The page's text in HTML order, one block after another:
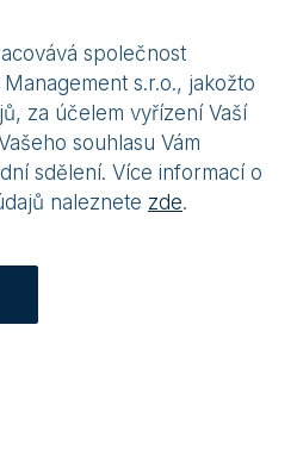
společnost
Management s.r.o., jakožto
za účelem vyřízení Vaší
souhlasu Vám
sdělení. Více informací o
naleznete zde.